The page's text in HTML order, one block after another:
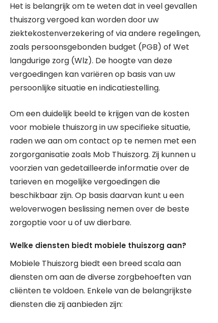
Het is belangrijk om te weten dat in veel gevallen
thuiszorg vergoed kan worden door uw
ziektekostenverzekering of via andere regelingen,
zoals persoonsgebonden budget (PGB) of Wet
langdurige zorg (Wlz). De hoogte van deze
vergoedingen kan variëren op basis van uw
persoonlijke situatie en indicatiestelling.
Om een duidelijk beeld te krijgen van de kosten
voor mobiele thuiszorg in uw specifieke situatie,
raden we aan om contact op te nemen met een
zorgorganisatie zoals Mob Thuiszorg. Zij kunnen u
voorzien van gedetailleerde informatie over de
tarieven en mogelijke vergoedingen die
beschikbaar zijn. Op basis daarvan kunt u een
weloverwogen beslissing nemen over de beste
zorgoptie voor u of uw dierbare.
Welke diensten biedt mobiele thuiszorg aan?
Mobiele Thuiszorg biedt een breed scala aan
diensten om aan de diverse zorgbehoeften van
cliënten te voldoen. Enkele van de belangrijkste
diensten die zij aanbieden zijn: